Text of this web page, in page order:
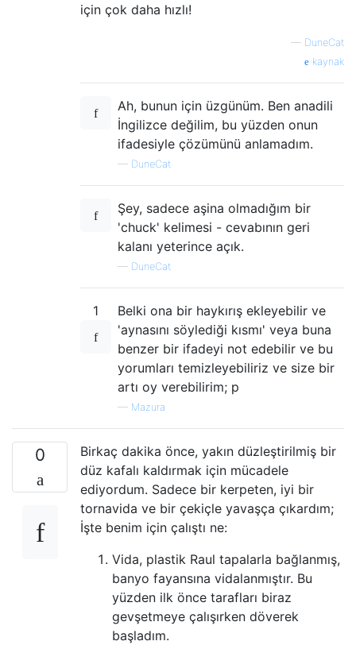
için çok daha hızlı!
— DuneCat
kaynak
Ah, bunun için üzgünüm. Ben anadili
İngilizce değilim, bu yüzden onun
ifadesiyle çözümünü anlamadım.
— DuneCat
Şey, sadece aşina olmadığım bir
'chuck' kelimesi - cevabının geri
kalanı yeterince açık.
— DuneCat
1
Belki ona bir haykırış ekleyebilir ve
'aynasını söylediği kısmı' veya buna
benzer bir ifadeyi not edebilir ve bu
yorumları temizleyebiliriz ve size bir
artı oy verebilirim; p
— Mazura
0
Birkaç dakika önce, yakın düzleştirilmiş bir
düz kafalı kaldırmak için mücadele
ediyordum. Sadece bir kerpeten, iyi bir
tornavida ve bir çekiçle yavaşça çıkardım;
İşte benim için çalıştı ne:
Vida, plastik Raul tapalarla bağlanmış,
banyo fayansına vidalanmıştır. Bu
yüzden ilk önce tarafları biraz
gevşetmeye çalışırken döverek
başladım.